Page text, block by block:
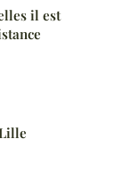
il est